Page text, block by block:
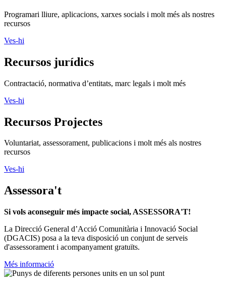
Programari lliure, aplicacions, xarxes socials i molt més als nostres
recursos
Ves-hi
Recursos jurídics
Contractació, normativa d’entitats, marc legals i molt més
Ves-hi
Recursos Projectes
Voluntariat, assessorament, publicacions i molt més als nostres
recursos
Ves-hi
Assessora't
Si vols aconseguir més impacte social, ASSESSORA'T!
La Direcció General d’Acció Comunitària i Innovació Social
(DGACIS) posa a la teva disposició un conjunt de serveis
d'assessorament i acompanyament gratuïts.
Més informació